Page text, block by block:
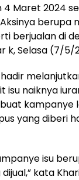
4 Maret 2024
berupa
berjualan di
k, Selasa (7/5/
isu naiknya
kampanye
yang diberi
isu
kata